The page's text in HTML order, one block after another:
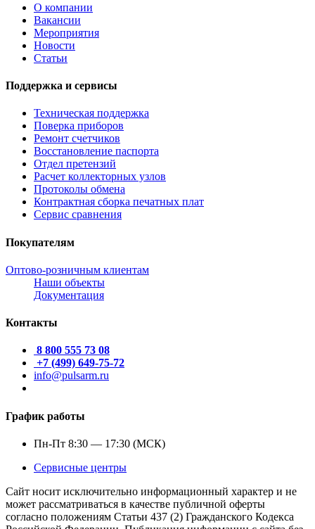
О компании
Вакансии
Мероприятия
Новости
Статьи
Поддержка и сервисы
Техническая поддержка
Поверка приборов
Ремонт счетчиков
Восстановление паспорта
Отдел претензий
Расчет коллекторных узлов
Протоколы обмена
Контрактная сборка печатных плат
Сервис сравнения
Покупателям
Оптово-розничным клиентам
Наши объекты
Документация
Контакты
8 800 555 73 08
+7 (499) 649-75-72
info@pulsarm.ru
График работы
Пн-Пт 8:30 — 17:30 (МСК)
Сервисные центры
Сайт носит исключительно информационный характер и не
может рассматриваться в качестве публичной оферты
согласно положениям Статьи 437 (2) Гражданского Кодекса